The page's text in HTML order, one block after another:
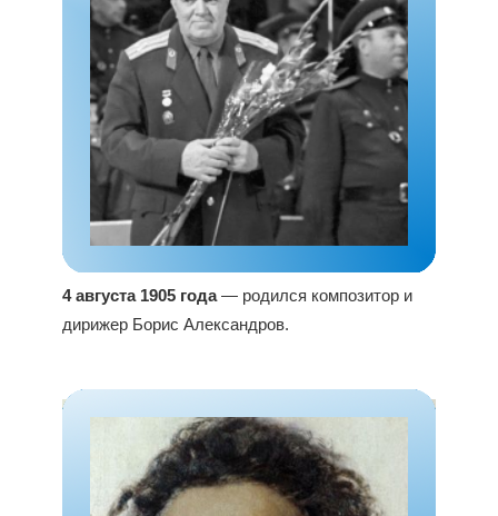
4 августа 1905 года— родился композитор и
дирижер Борис Александров.